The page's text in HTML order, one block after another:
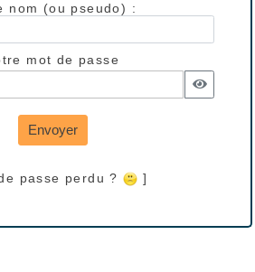
nom (ou pseudo) :
mot de passe
Envoyer
passe perdu ? ]